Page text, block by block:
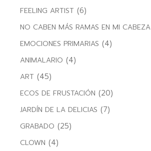
FEELING ARTIST (6)
NO CABEN MÁS RAMAS EN MI CABEZA
EMOCIONES PRIMARIAS (4)
ANIMALARIO (4)
ART (45)
ECOS DE FRUSTACIÓN (20)
JARDÍN DE LA DELICIAS (7)
GRABADO (25)
CLOWN (4)